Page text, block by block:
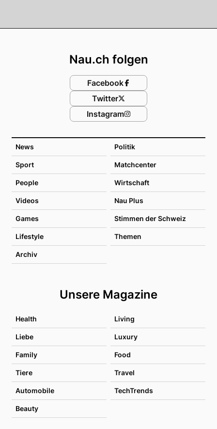
News Politik
Sport Matchcenter
People Wirtschaft
Videos Nau Plus
Games Stimmen der Schweiz
Lifestyle Themen
Archiv
Unsere Magazine
Health Living
Liebe Luxury
Family Food
Tiere Travel
Automobile TechTrends
Beauty
Nau.ch folgen
Facebook
Twitter
Instagram